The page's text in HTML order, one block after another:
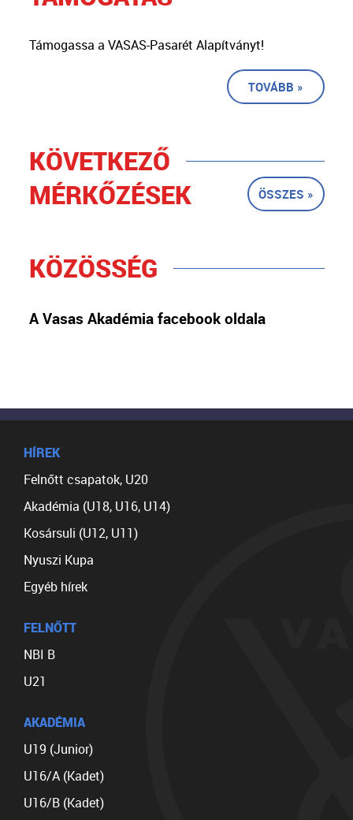
Támogassa a VASAS-Pasarét Alapítványt!
TOVÁBB »
KÖVETKEZŐ
MÉRKŐZÉSEK
ÖSSZES »
KÖZÖSSÉG
A Vasas Akadémia facebook oldala
HÍREK
Felnőtt csapatok, U20
Akadémia (U18, U16, U14)
Kosársuli (U12, U11)
Nyuszi Kupa
Egyéb hírek
FELNŐTT
NBI B
U21
AKADÉMIA
U19 (Junior)
U16/A (Kadet)
U16/B (Kadet)